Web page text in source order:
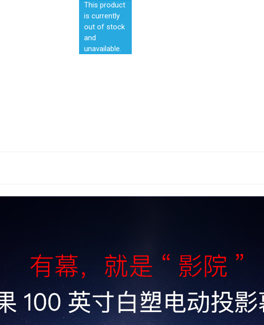
This product
is currently
out of stock
and
unavailable.